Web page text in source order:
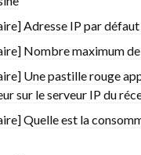
Adresse IP par
Nombre maximum de
Une pastille rouge
sur le serveur IP du
Quelle est la